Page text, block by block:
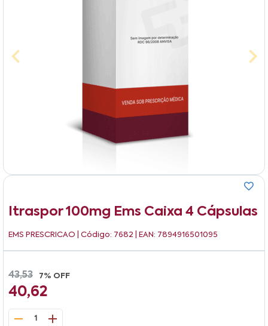
Itraspor 100mg Ems Caixa 4 Cápsulas
EMS PRESCRICAO | Código: 7682 | EAN: 7894916501095
43,53 7% OFF
40,62
1